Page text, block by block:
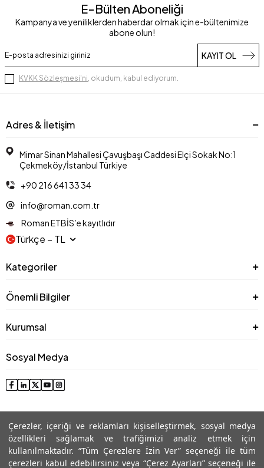
Çerezler, içeriği ve reklamları kişiselleştirmek, sosyal medya
özellikleri sağlamak ve trafiğimizi analiz etmek için
kullanılmaktadır. “Tüm Çerezlere İzin Ver” seçeneği ile tüm
çerezleri kabul edebilirsiniz veya “Çerez Ayarları” seçeneği ile
E-Bülten Aboneliği
Kampanya ve yeniliklerden haberdar olmak için e-bültenimize
abone olun!
KAYIT OL
KVKK Sözleşmesi'ni , okudum, kabul ediyorum.
Adres & İletişim
Mimar Sinan Mahallesi Çavuşbaşı Caddesi Elçi Sokak No:1
Çekmeköy/İstanbul Türkiye
+90 216 641 33 34
info@roman.com.tr
Roman ETBİS’e kayıtlıdır
Türkçe − TL
Kategoriler
Önemli Bilgiler
Kurumsal
Sosyal Medya
© 2025 Roman® Tüm Hakları Saklıdır, İzinsiz kullanılamaz